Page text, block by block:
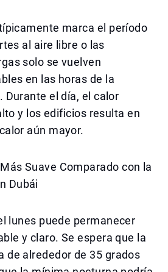
marca el período
al aire libre o las
solo se vuelven
en las horas de la
Durante el día, el calor
y los edificios resulta en
aún mayor.
Suave Comparado con la
Dubái
lunes puede permanecer
y claro. Se espera que la
de alrededor de 35 grados